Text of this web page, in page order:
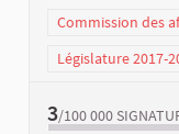
Commission des
Législature 2017-
3/100 000